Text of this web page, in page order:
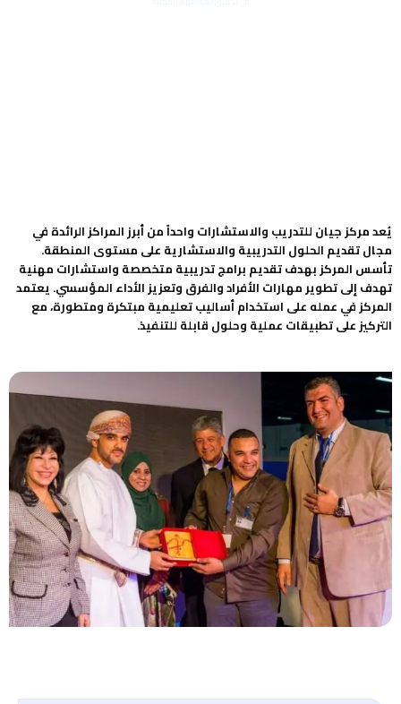
يُعد مركز جيان للتدريب والاستشارات واحداً من أبرز المراكز الرائدة في
مجال تقديم الحلول التدريبية والاستشارية على مستوى المنطقة.
تأسس المركز بهدف تقديم برامج تدريبية متخصصة واستشارات مهنية
تهدف إلى تطوير مهارات الأفراد والفرق وتعزيز الأداء المؤسسي. يعتمد
المركز في عمله على استخدام أساليب تعليمية مبتكرة ومتطورة، مع
التركيز على تطبيقات عملية وحلول قابلة للتنفيذ.